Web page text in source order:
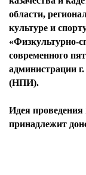
области,
культуре и
«Физкультурно-
современного
администрации
(НПИ).
Идея проведения
принадлежит